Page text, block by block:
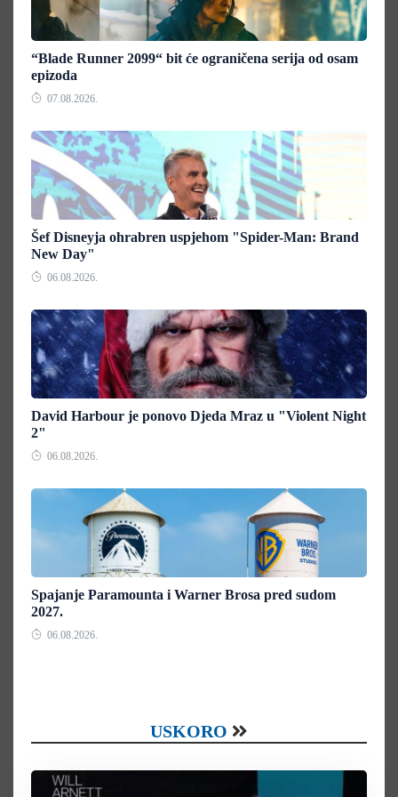
“Blade Runner 2099“ bit će ograničena serija od osam
epizoda
07.08.2026.
Šef Disneyja ohrabren uspjehom "Spider-Man: Brand
New Day"
06.08.2026.
David Harbour je ponovo Djeda Mraz u "Violent Night
2"
06.08.2026.
Spajanje Paramounta i Warner Brosa pred sudom
2027.
06.08.2026.
USKORO